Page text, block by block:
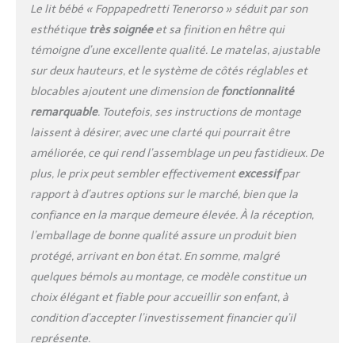
Le lit bébé « Foppapedretti Tenerorso » séduit par son
esthétique très soignéeet sa finition en hêtre qui
témoigne d’une excellente qualité. Le matelas, ajustable
sur deux hauteurs, et le système de côtés réglables et
blocables ajoutent une dimension de fonctionnalité
remarquable. Toutefois, ses instructions de montage
laissent à désirer, avec une clarté qui pourrait être
améliorée, ce qui rend l’assemblage un peu fastidieux. De
plus, le prix peut sembler effectivementexcessifpar
rapport à d’autres options sur le marché, bien que la
confiance en la marque demeure élevée. À la réception,
l’emballage de bonne qualité assure un produit bien
protégé, arrivant en bon état. En somme, malgré
quelques bémols au montage, ce modèle constitue un
choix élégant et fiable pour accueillir son enfant, à
condition d’accepter l’investissement financier qu’il
représente.